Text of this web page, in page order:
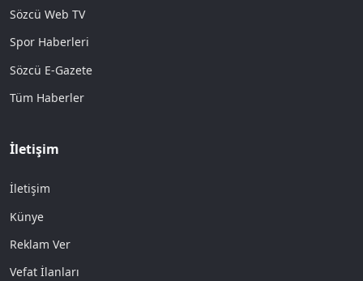
Sözcü Web TV
Spor Haberleri
Sözcü E-Gazete
Tüm Haberler
İletişim
İletişim
Künye
Reklam Ver
Vefat İlanları